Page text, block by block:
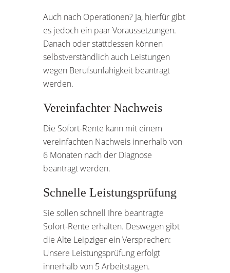
Auch nach Operationen? Ja, hierfür gibt
es jedoch ein paar Voraussetzungen.
Danach oder stattdessen können
selbstverständlich auch Leistungen
wegen Berufsunfähigkeit beantragt
werden.
Vereinfachter Nachweis
Die Sofort-Rente kann mit einem
vereinfachten Nachweis innerhalb von
6 Monaten nach der Diagnose
beantragt werden.
Schnelle Leistungsprüfung
Sie sollen schnell Ihre beantragte
Sofort-Rente erhalten. Deswegen gibt
die Alte Leipziger ein Versprechen:
Unsere Leistungsprüfung erfolgt
innerhalb von 5 Arbeitstagen.